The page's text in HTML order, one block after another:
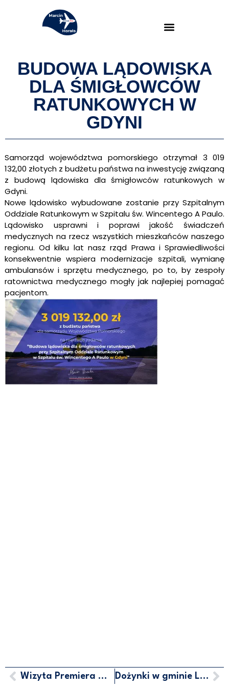
BUDOWA LĄDOWISKA
DLA ŚMIGŁOWCÓW
RATUNKOWYCH W
GDYNI
Samorząd województwa pomorskiego otrzymał 3 019
132,00 złotych z budżetu państwa na inwestycję związaną
z budową lądowiska dla śmigłowców ratunkowych w
Gdyni.
Nowe lądowisko wybudowane zostanie przy Szpitalnym
Oddziale Ratunkowym w Szpitalu św. Wincentego A Paulo.
Lądowisko usprawni i poprawi jakość świadczeń
medycznych na rzecz wszystkich mieszkańców naszego
regionu. Od kilku lat nasz rząd Prawa i Sprawiedliwości
konsekwentnie wspiera modernizacje szpitali, wymianę
ambulansów i sprzętu medycznego, po to, by zespoły
ratownictwa medycznego mogły jak najlepiej pomagać
pacjentom.
Wizyta Premiera Mateusza Morawieckiego w Pucku Dożynki w gminie Lipusz